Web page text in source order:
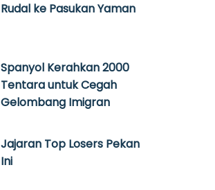
Rudal ke Pasukan Yaman
Spanyol Kerahkan 2000
Tentara untuk Cegah
Gelombang Imigran
Jajaran Top Losers Pekan
Ini